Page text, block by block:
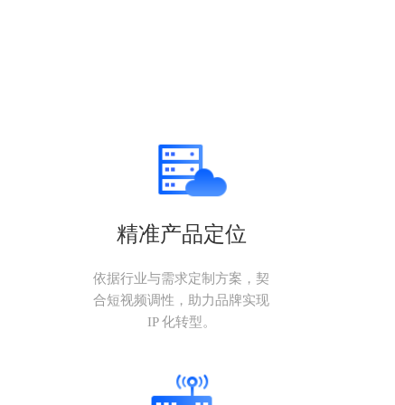
精准产品定位
依据行业与需求定制方案，契
合短视频调性，助力品牌实现
IP 化转型。